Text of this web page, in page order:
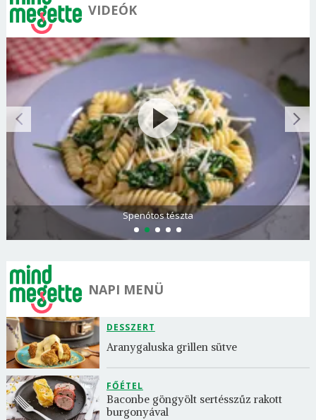
VIDEÓK
Spenótos tészta
NAPI MENÜ
DESSZERT
Aranygaluska grillen sütve
FŐÉTEL
Baconbe göngyölt sertésszűz rakott
burgonyával